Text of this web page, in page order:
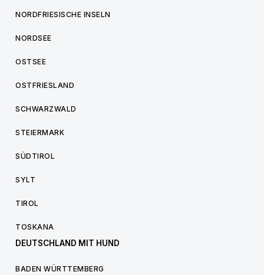
NORDFRIESISCHE INSELN
NORDSEE
OSTSEE
OSTFRIESLAND
SCHWARZWALD
STEIERMARK
SÜDTIROL
SYLT
TIROL
TOSKANA
DEUTSCHLAND MIT HUND
BADEN WÜRTTEMBERG